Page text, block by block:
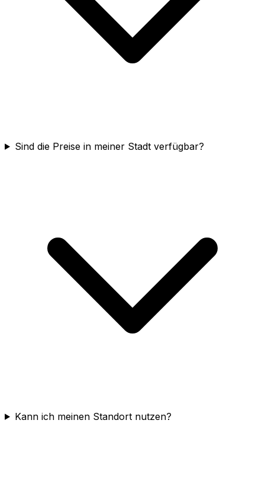
Sind die Preise in meiner Stadt verfügbar?
Kann ich meinen Standort nutzen?